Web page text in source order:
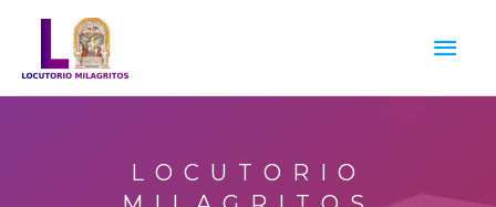
contenido
LOCUTORIO